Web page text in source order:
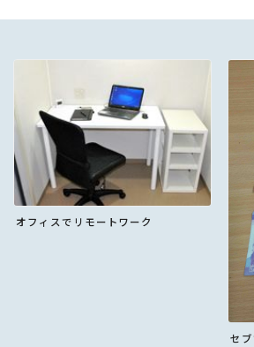
オフィスでリモートワーク
セ